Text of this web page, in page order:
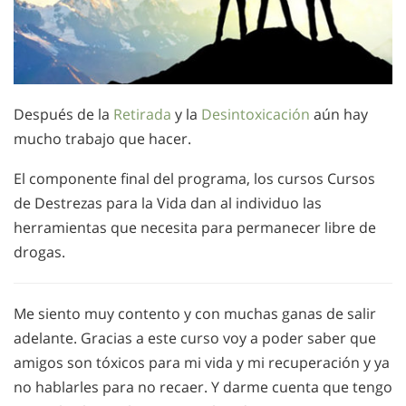
Después de la Retirada y la Desintoxicación aún hay
mucho trabajo que hacer.
El componente final del programa, los cursos Cursos
de Destrezas para la Vida dan al individuo las
herramientas que necesita para permanecer libre de
drogas.
Me siento muy contento y con muchas ganas de salir
adelante. Gracias a este curso voy a poder saber que
amigos son tóxicos para mi vida y mi recuperación y ya
no hablarles para no recaer. Y darme cuenta que tengo